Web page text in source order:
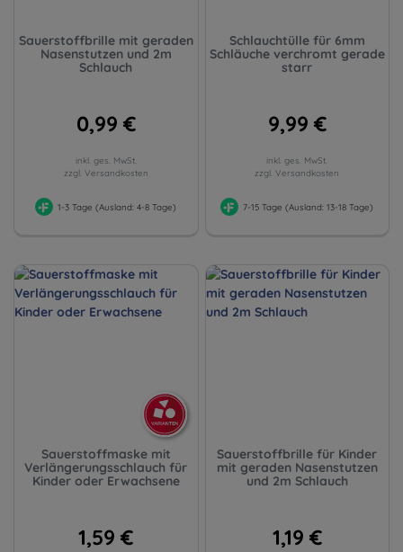
Sauerstoffbrille mit geraden
Nasenstutzen und 2m
Schlauch
0,99 €
inkl. ges. MwSt.
zzgl. Versandkosten
1-3 Tage (Ausland: 4-8 Tage)
Schlauchtülle für 6mm
Schläuche verchromt gerade
starr
9,99 €
inkl. ges. MwSt.
zzgl. Versandkosten
7-15 Tage (Ausland: 13-18 Tage)
Sauerstoffmaske mit
Verlängerungsschlauch für
Kinder oder Erwachsene
1,59 €
Sauerstoffbrille für Kinder
mit geraden Nasenstutzen
und 2m Schlauch
1,19 €